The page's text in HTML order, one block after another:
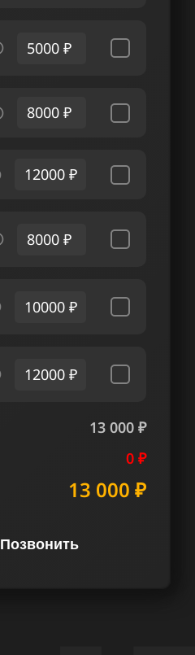
5000 ₽
8000 ₽
12000 ₽
8000 ₽
10000 ₽
12000 ₽
13 000 ₽
0 ₽
13 000 ₽
Позвонить